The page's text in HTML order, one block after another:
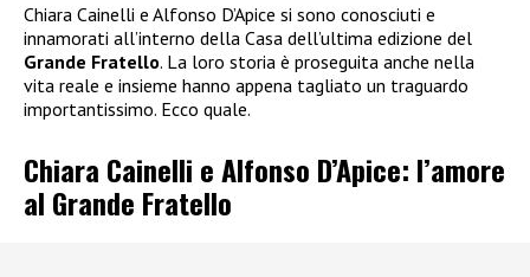
Chiara Cainelli e Alfonso D’Apice si sono conosciuti e
innamorati all’interno della Casa dell’ultima edizione del
Grande Fratello. La loro storia è proseguita anche nella
vita reale e insieme hanno appena tagliato un traguardo
importantissimo. Ecco quale.
Chiara Cainelli e Alfonso D’Apice: l’amore
al Grande Fratello